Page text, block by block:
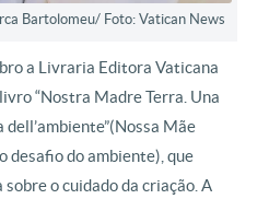
Bartolomeu/ Foto: Vatican News
a Livraria Editora Vaticana
“Nostra Madre Terra. Una
Mãe
desafio do ambiente), que
sobre o cuidado da criação. A